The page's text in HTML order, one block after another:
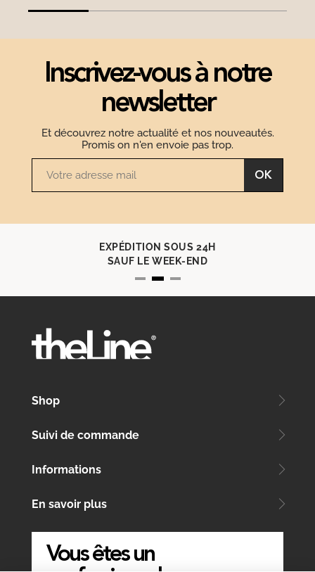
Inscrivez-vous à notre
newsletter
Et découvrez notre actualité et nos nouveautés.
Promis on n'en envoie pas trop.
OK
EXPÉDITION SOUS 24H
SAUF LE WEEK-END
Shop
Suivi de commande
Informations
En savoir plus
Vous êtes un